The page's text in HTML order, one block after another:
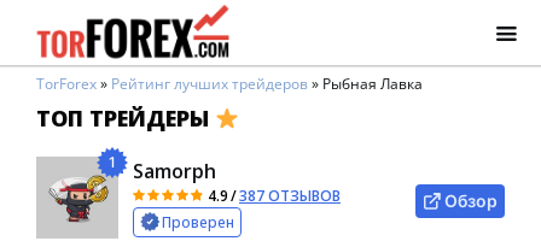
TorForex» Рейтинг лучших трейдеров» Рыбная Лавка
ТОП ТРЕЙДЕРЫ
1 Samorph
4.9/387 ОТЗЫВОВ
Проверен
Обзор